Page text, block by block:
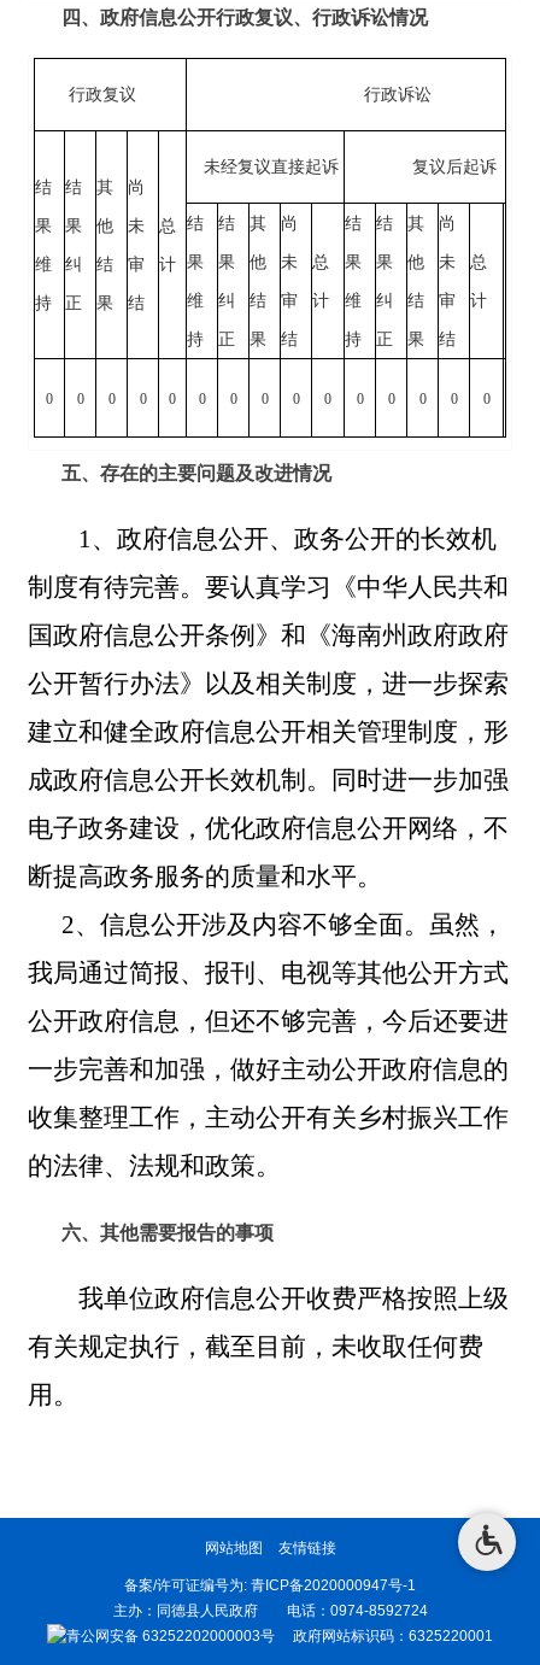
四、政府信息公开行政复议、行政诉讼情况
行政复议 行政诉讼
结
果
维
持
结
果
纠
正
其
他
结
果
尚
未
审
结
总
计
未经复议直接起诉 复议后起诉
结
果
维
持
结
果
纠
正
其
他
结
果
尚
未
审
结
总
计
结
果
维
持
结
果
纠
正
其
他
结
果
尚
未
审
结
总
计
0 0 0 0 0 0 0 0 0 0 0 0 0 0 0
五、存在的主要问题及改进情况
1、政府信息公开、政务公开的长效机
制度有待完善。 要认真学习《中华人民共和
国政府信息公开条例》和《海南州政府政府
公开暂行办法》以及相关制度，进一步探索
建立和健全政府信息公开相关管理制度，形
成政府信息公开长效机制。同时进一步加强
电子政务建设，优化政府信息公开网络，不
断提高政务服务的质量和水平。
2、信息公开涉及内容不够全面。虽然，
我局通过简报、报刊、电视等其他公开方式
公开政府信息，但还不够完善，今后还要进
一步完善和加强，做好主动公开政府信息的
收集整理工作，主动公开有关乡村振兴工作
的法律、法规和政策。
六、其他需要报告的事项
我单位政府信息公开收费严格按照上级
有关规定执行，截至目前，未收取任何费
用。
网站地图 友情链接
备案/许可证编号为: 青ICP备2020000947号-1
主办：同德县人民政府 电话：0974-8592724
青公网安备 63252202000003号 政府网站标识码：6325220001